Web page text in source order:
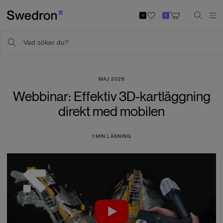
0 0
MAJ 2026
Webbinar: Effektiv 3D-kartläggning
direkt med mobilen
1 MIN LÄSNING